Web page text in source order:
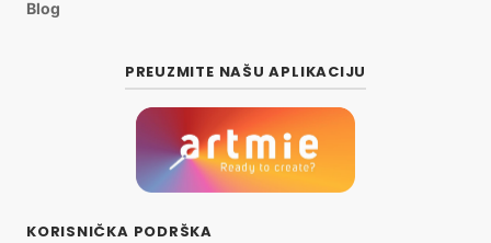
Blog
PREUZMITE NAŠU APLIKACIJU
KORISNIČKA PODRŠKA